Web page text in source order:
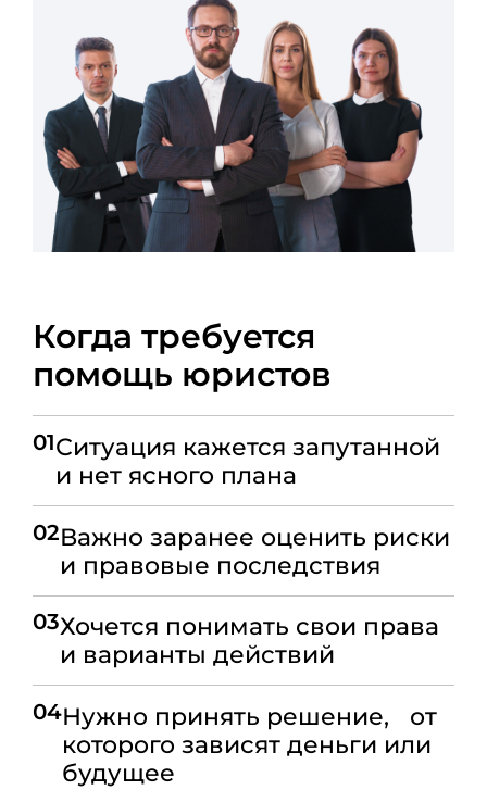
Когда требуется
помощь юристов
01Ситуация кажется запутанной
и нет ясного плана
02Важно заранее оценить риски
и правовые последствия
03Хочется понимать свои права
и варианты действий
04Нужно принять решение, от
которого зависят деньги или
будущее